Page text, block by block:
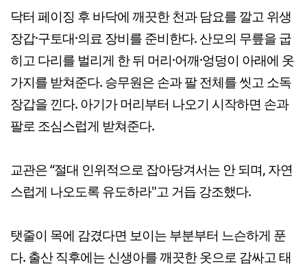
닥터 페이징 후 바닥에 깨끗한 천과 담요를 깔고 위생
장갑·구토대·의료 장비를 준비한다. 산모의 무릎을 굽
히고 다리를 벌리게 한 뒤 머리·어깨·엉덩이 아래에 옷
가지를 받쳐준다. 승무원은 손과 팔 전체를 씻고 소독
장갑을 낀다. 아기가 머리부터 나오기 시작하면 손과
팔로 조심스럽게 받쳐준다.
교관은 “절대 인위적으로 잡아당겨서는 안 되며, 자연
스럽게 나오도록 유도하라"고 거듭 강조했다.
탯줄이 목에 감겼다면 보이는 부분부터 느슨하게 푼
다. 출산 직후에는 신생아를 깨끗한 옷으로 감싸고 태